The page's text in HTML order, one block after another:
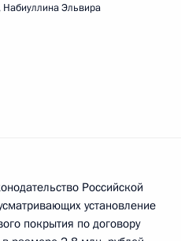
, Набиуллина Эльвира
Российской
установление
покрытия по договору